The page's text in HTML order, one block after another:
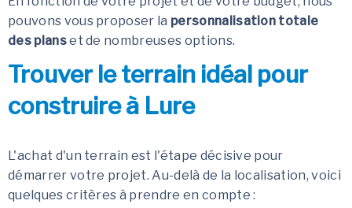
pouvons vous proposer la personnalisation totale
des planset de nombreuses options.
Trouver le terrain idéal pour
construire à Lure
L'achat d'un terrain est l'étape décisive pour
démarrer votre projet. Au-delà de la localisation, voici
quelques critères à prendre en compte :